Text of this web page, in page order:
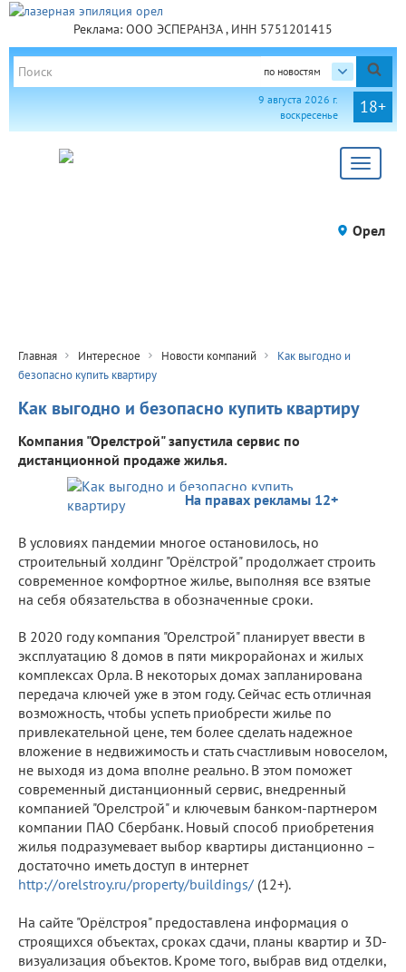
Реклама: ООО ЭСПЕРАНЗА , ИНН 5751201415
по новостям
18+
9 августа 2026 г.
воскресенье
Toggle
Орел
Главная Интересное Новости компаний
Как выгодно и
безопасно купить квартиру
Как выгодно и безопасно купить квартиру
Компания "Орелстрой" запустила сервис по
дистанционной продаже жилья.
На правах рекламы 12+
В условиях пандемии многое остановилось, но
строительный холдинг "Орёлстрой" продолжает строить
современное комфортное жилье, выполняя все взятые
на себя обязательства в обозначенные сроки.
В 2020 году компания "Орелстрой" планирует ввести в
эксплуатацию 8 домов в пяти микрорайонах и жилых
комплексах Орла. В некоторых домах запланирована
передача ключей уже в этом году. Сейчас есть отличная
возможность, чтобы успеть приобрести жилье по
привлекательной цене, тем более сделать надежное
вложение в недвижимость и стать счастливым новоселом,
не выходя из дома вполне реально. В этом поможет
современный дистанционный сервис, внедренный
компанией "Орелстрой" и ключевым банком-партнером
компании ПАО Сбербанк. Новый способ приобретения
жилья подразумевает выбор квартиры дистанционно –
достаточно иметь доступ в интернет
http://orelstroy.ru/property/buildings/ (12+).
На сайте "Орёлстроя" предоставлена информация о
строящихся объектах, сроках сдачи, планы квартир и 3D-
визуализация объектов. Кроме того, выбрав вид отделки,